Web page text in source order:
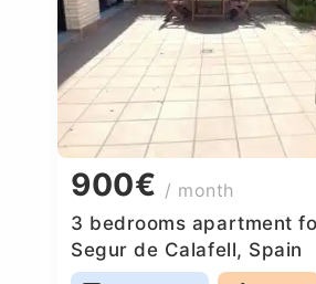
900€ / month
3 bedrooms apartment
Segur de Calafell, Spain